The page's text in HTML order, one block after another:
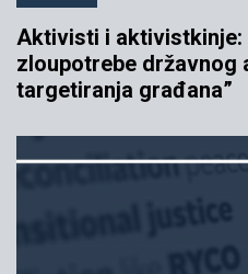
Aktivisti i aktivistkinje:
zloupotrebe državnog
targetiranja građana”